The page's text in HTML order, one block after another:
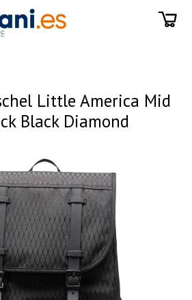
Little America Mid
Black Diamond